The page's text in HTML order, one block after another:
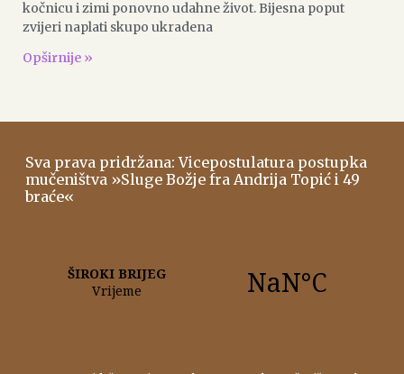
kočnicu i zimi ponovno udahne život. Bijesna poput
zvijeri naplati skupo ukradena
Opširnije »
Sva prava pridržana: Vicepostulatura postupka
mučeništva »Sluge Božje fra Andrija Topić i 49
braće«